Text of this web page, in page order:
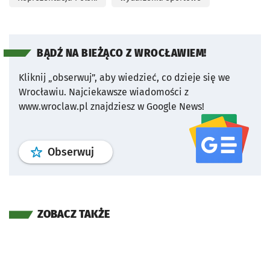
BĄDŹ NA BIEŻĄCO Z WROCŁAWIEM!
Kliknij „obserwuj”, aby wiedzieć, co dzieje się we
Wrocławiu. Najciekawsze wiadomości z
www.wroclaw.pl znajdziesz w Google News!
Obserwuj profil serwisu
ZOBACZ TAKŻE